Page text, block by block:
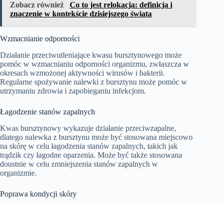
Zobacz również
Co to jest relokacja: definicja i
znaczenie w kontekście dzisiejszego świata
Wzmacnianie odporności
Działanie przeciwutleniające kwasu bursztynowego może
pomóc w wzmacnianiu odporności organizmu, zwłaszcza w
okresach wzmożonej aktywności wirusów i bakterii.
Regularne spożywanie nalewki z bursztynu może pomóc w
utrzymaniu zdrowia i zapobieganiu infekcjom.
Łagodzenie stanów zapalnych
Kwas bursztynowy wykazuje działanie przeciwzapalne,
dlatego nalewka z bursztynu może być stosowana miejscowo
na skórę w celu łagodzenia stanów zapalnych, takich jak
trądzik czy łagodne oparzenia. Może być także stosowana
doustnie w celu zmniejszenia stanów zapalnych w
organizmie.
Poprawa kondycji skóry